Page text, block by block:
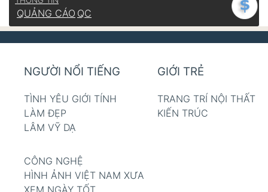
QUẢNG CÁO QC
NGƯỜI NỔI TIẾNG
TÌNH YÊU GIỚI TÍNH
LÀM ĐẸP
LÂM VỸ DẠ
GIỚI TRẺ
TRANG TRÍ NỘI THẤT
KIẾN TRÚC
CÔNG NGHỆ
HÌNH ẢNH VIỆT NAM XƯA
XEM NGÀY TỐT